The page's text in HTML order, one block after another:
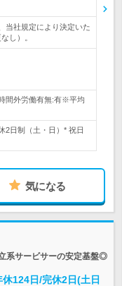
当社規定により決定いた
し）。
間外労働有無:有※平均
2日制（土・日）* 祝日
気になる
系サービサーの安定基盤◎
124日/完休2日(土日